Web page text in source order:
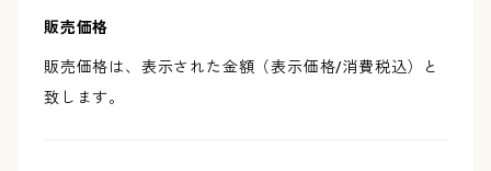
販売価格
販売価格は、表示された金額（表示価格/消費税込）と
致します。